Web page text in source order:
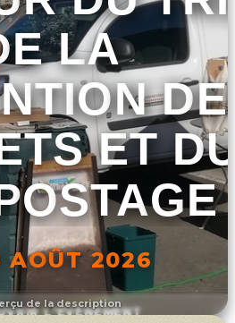
de la description
LA
ET
AOÛT 2026
L'ÉVÉNEMENT